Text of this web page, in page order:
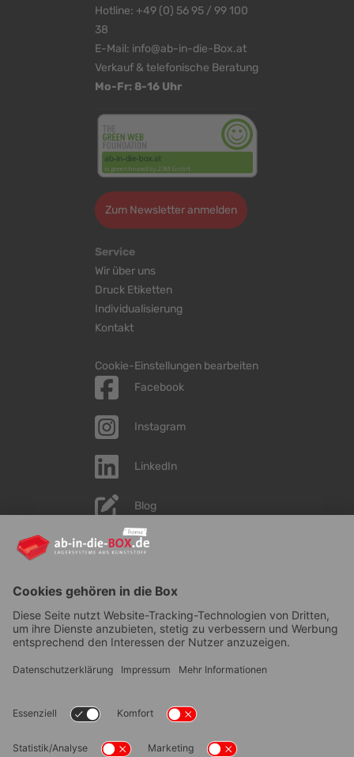
Hotline: +49 (0) 56 95 / 99 100
38
E-Mail: info@ab-in-die-Box.at
Verkauf & telefonische Beratung
Mo-Fr: 8-16 Uhr
Zum Newsletter anmelden
Service
Wir über uns
Druck Etiketten
Individualisierung
Kontakt
Cookie-Einstellungen bearbeiten
Facebook
Instagram
LinkedIn
Blog
YouTube